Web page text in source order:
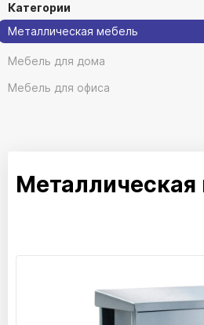
Категории
Металлическая мебель
Мебель для дома
Мебель для офиса
Металлическая